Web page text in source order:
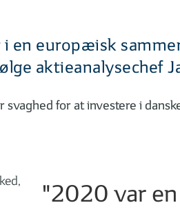
i en europæisk
aktieanalysechef
for at investere i
"2020 var